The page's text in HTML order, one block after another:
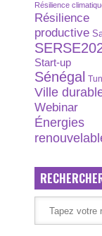
Résilience
Résilience
productive
Start-up
Sénégal
Ville
Webinar
Énergies